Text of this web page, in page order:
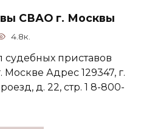
СВАО г. Москвы
4.8к.
судебных приставов
Адрес 129347, г.
д. 22, стр. 1 8-800-